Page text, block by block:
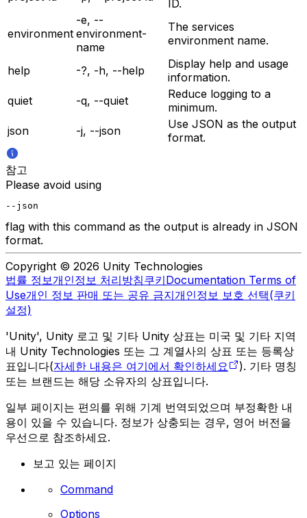
ID.
environment
-e, --
environment-
name
The services
environment name.
help -?, -h, --help
Display help and usage
information.
quiet
-q, --quiet
Reduce logging to a
minimum.
json
-j, --json
Use JSON as the output
format.
참고
Please avoid using
--json
flag with this command as the output is already in JSON
format.
Copyright © 2026 Unity Technologies
법률 정보개인정보 처리방침쿠키Documentation Terms of
Use개인 정보 판매 또는 공유 금지개인정보 보호 선택(쿠키
설정)
'Unity', Unity 로고 및 기타 Unity 상표는 미국 및 기타 지역
내 Unity Technologies 또는 그 계열사의 상표 또는 등록상
표입니다(자세한 내용은 여기에서 확인하세요
). 기타 명칭
또는 브랜드는 해당 소유자의 상표입니다.
일부 페이지는 편의를 위해 기계 번역되었으며 부정확한 내
용이 있을 수 있습니다. 정보가 상충되는 경우, 영어 버전을
우선으로 참조하세요.
보고 있는 페이지
Command
Options